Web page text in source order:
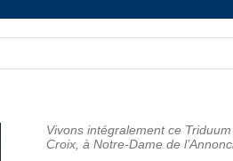
Vivons intégralement ce
Croix, à Notre-Dame de